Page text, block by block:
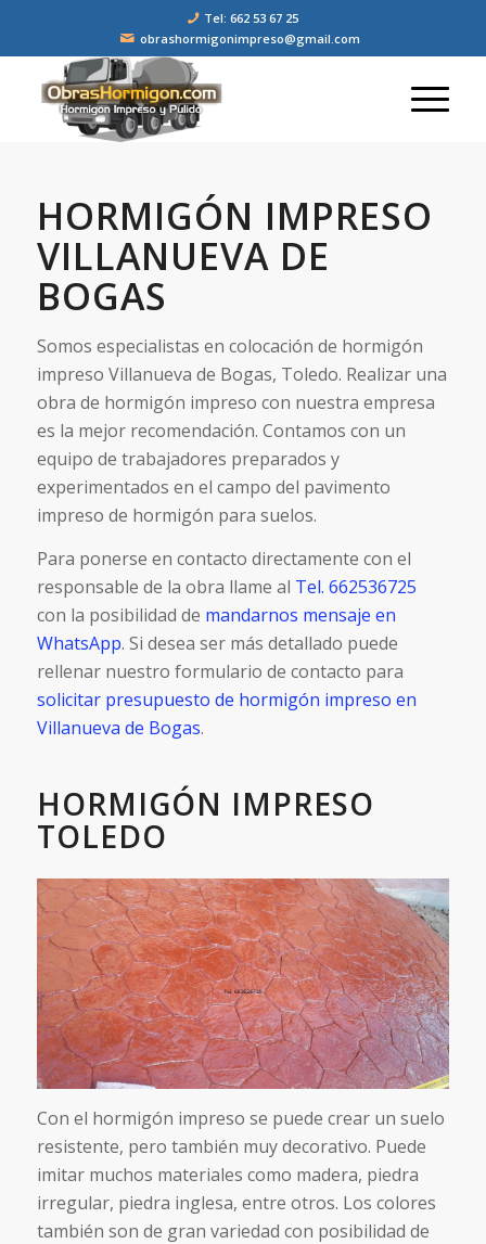
Tel: 662 53 67 25
obrashormigonimpreso@gmail.com
HORMIGÓN IMPRESO
VILLANUEVA DE
BOGAS
Somos especialistas en colocación de hormigón
impreso Villanueva de Bogas, Toledo. Realizar una
obra de hormigón impreso con nuestra empresa
es la mejor recomendación. Contamos con un
equipo de trabajadores preparados y
experimentados en el campo del pavimento
impreso de hormigón para suelos.
Para ponerse en contacto directamente con el
responsable de la obra llame al Tel. 662536725
con la posibilidad de mandarnos mensaje en
WhatsApp. Si desea ser más detallado puede
rellenar nuestro formulario de contacto para
solicitar presupuesto de hormigón impreso en
Villanueva de Bogas.
HORMIGÓN IMPRESO
TOLEDO
Con el hormigón impreso se puede crear un suelo
resistente, pero también muy decorativo. Puede
imitar muchos materiales como madera, piedra
irregular, piedra inglesa, entre otros. Los colores
también son de gran variedad con posibilidad de